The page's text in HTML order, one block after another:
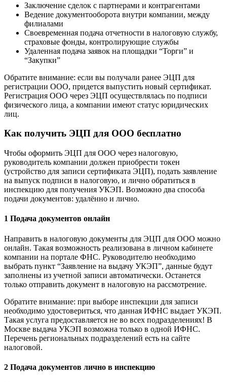
Заключение сделок с партнерами и контрагентами
Ведение документооборота внутри компании, между
филиалами
Своевременная подача отчетности в налоговую службу,
страховые фонды, контролирующие службы
Удаленная подача заявок на площадки “Торги” и
“Закупки”
Обратите внимание: если вы получали ранее ЭЦП для
регистрации ООО, придется выпустить новый сертификат.
Регистрация ООО через ЭЦП осуществлялась по подписи
физического лица, а компании имеют статус юридических
лиц.
Как получить ЭЦП для ООО бесплатно
Чтобы оформить ЭЦП для ООО через налоговую,
руководитель компании должен приобрести токен
(устройство для записи сертификата ЭЦП), подать заявление
на выпуск подписи в налоговую, и лично обратиться в
инспекцию для получения УКЭП. Возможно два способа
подачи документов: удалённо и лично.
1 Подача документов онлайн
Направить в налоговую документы для ЭЦП для ООО можно
онлайн. Такая возможность реализована в личном кабинете
компании на портале ФНС. Руководителю необходимо
выбрать пункт “Заявление на выдачу УКЭП”, данные будут
заполнены из учетной записи автоматически. Останется
только отправить документ в налоговую на рассмотрение.
Обратите внимание: при выборе инспекции для записи
необходимо удостовериться, что данная ИФНС выдает УКЭП.
Такая услуга предоставляется не во всех подразделениях! В
Москве выдача УКЭП возможна только в одной ИФНС.
Перечень региональных подразделений есть на сайте
налоговой.
2 Подача документов лично в инспекцию